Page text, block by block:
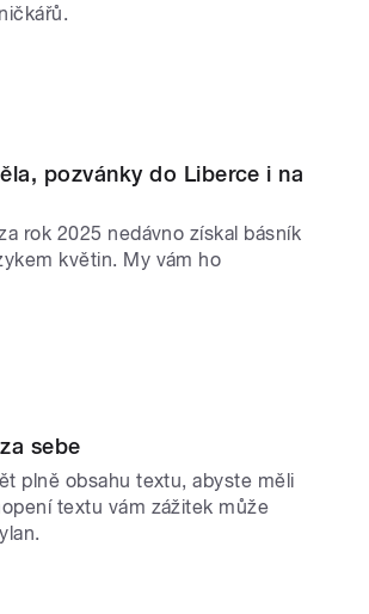
pozvánky do Liberce i na
rok 2025 nedávno získal básník
květin. My vám ho
sebe
plně obsahu textu, abyste měli
textu vám zážitek může